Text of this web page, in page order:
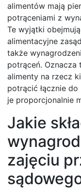
alimentów mają
potrąceniami z
Te wyjątki
alimentacyjne
także
potrąceń. Oznacza
alimenty na rzecz
potrącić łącznie
je proporcjonalnie
Jakie
zajęciu